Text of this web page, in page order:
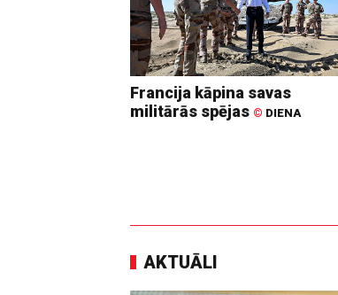
Francija kāpina savas
militārās spējas © DIENA
AKTUĀLI